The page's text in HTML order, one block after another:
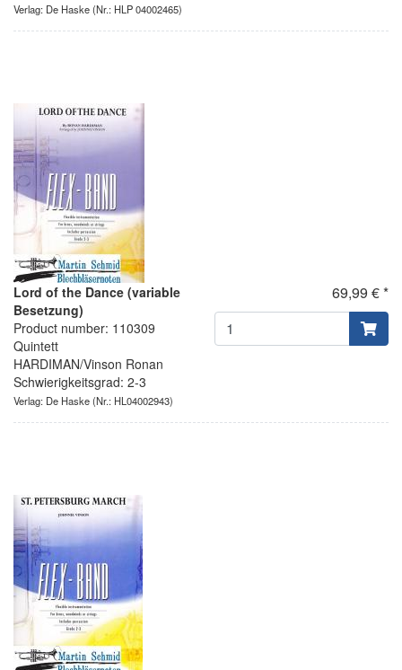
Verlag: De Haske(Nr.: HLP 04002465)
Lord of the Dance (variable
Besetzung)
Product number: 110309
Quintett
HARDIMAN/Vinson Ronan
Schwierigkeitsgrad: 2-3
Verlag: De Haske(Nr.: HL04002943)
69,99 € *